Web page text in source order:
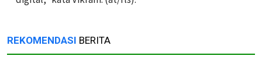
REKOMENDASI BERITA